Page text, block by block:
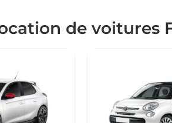
de voitures